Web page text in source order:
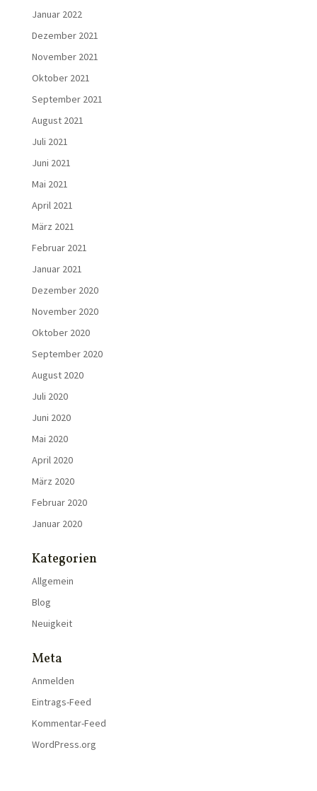
Januar 2022
Dezember 2021
November 2021
Oktober 2021
September 2021
August 2021
Juli 2021
Juni 2021
Mai 2021
April 2021
März 2021
Februar 2021
Januar 2021
Dezember 2020
November 2020
Oktober 2020
September 2020
August 2020
Juli 2020
Juni 2020
Mai 2020
April 2020
März 2020
Februar 2020
Januar 2020
Kategorien
Allgemein
Blog
Neuigkeit
Meta
Anmelden
Eintrags-Feed
Kommentar-Feed
WordPress.org